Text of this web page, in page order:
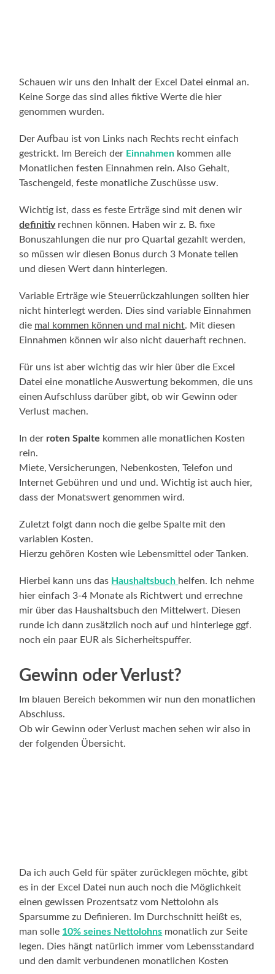
Schauen wir uns den Inhalt der Excel Datei einmal an.
Keine Sorge das sind alles fiktive Werte die hier
genommen wurden.
Der Aufbau ist von Links nach Rechts recht einfach
gestrickt. Im Bereich der Einnahmen kommen alle
Monatlichen festen Einnahmen rein. Also Gehalt,
Taschengeld, feste monatliche Zuschüsse usw.
Wichtig ist, dass es feste Erträge sind mit denen wir
definitivrechnen können. Haben wir z. B. fixe
Bonuszahlungen die nur pro Quartal gezahlt werden,
so müssen wir diesen Bonus durch 3 Monate teilen
und diesen Wert dann hinterlegen.
Variable Erträge wie Steuerrückzahlungen sollten hier
nicht hinterlegt werden. Dies sind variable Einnahmen
die mal kommen können und mal nicht. Mit diesen
Einnahmen können wir also nicht dauerhaft rechnen.
Für uns ist aber wichtig das wir hier über die Excel
Datei eine monatliche Auswertung bekommen, die uns
einen Aufschluss darüber gibt, ob wir Gewinn oder
Verlust machen.
In der roten Spalte kommen alle monatlichen Kosten
rein.
Miete, Versicherungen, Nebenkosten, Telefon und
Internet Gebühren und und und. Wichtig ist auch hier,
dass der Monatswert genommen wird.
Zuletzt folgt dann noch die gelbe Spalte mit den
variablen Kosten.
Hierzu gehören Kosten wie Lebensmittel oder Tanken.
Hierbei kann uns das Haushaltsbuch helfen. Ich nehme
hier einfach 3-4 Monate als Richtwert und errechne
mir über das Haushaltsbuch den Mittelwert. Diesen
runde ich dann zusätzlich noch auf und hinterlege ggf.
noch ein paar EUR als Sicherheitspuffer.
Gewinn oder Verlust?
Im blauen Bereich bekommen wir nun den monatlichen
Abschluss.
Ob wir Gewinn oder Verlust machen sehen wir also in
der folgenden Übersicht.
Da ich auch Geld für später zurücklegen möchte, gibt
es in der Excel Datei nun auch noch die Möglichkeit
einen gewissen Prozentsatz vom Nettolohn als
Sparsumme zu Definieren. Im Durchschnitt heißt es,
man solle 10% seines Nettolohns monatlich zur Seite
legen. Dies hängt natürlich immer vom Lebensstandard
und den damit verbundenen monatlichen Kosten